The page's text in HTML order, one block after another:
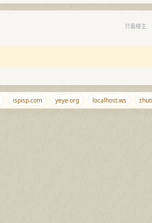
只看楼主
ispisp.com yeye.org localhost.ws